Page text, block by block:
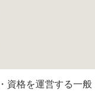
資格を運営する一般